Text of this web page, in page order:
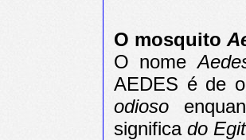
O mosquito
O nome
AEDES é de
odioso
significa do